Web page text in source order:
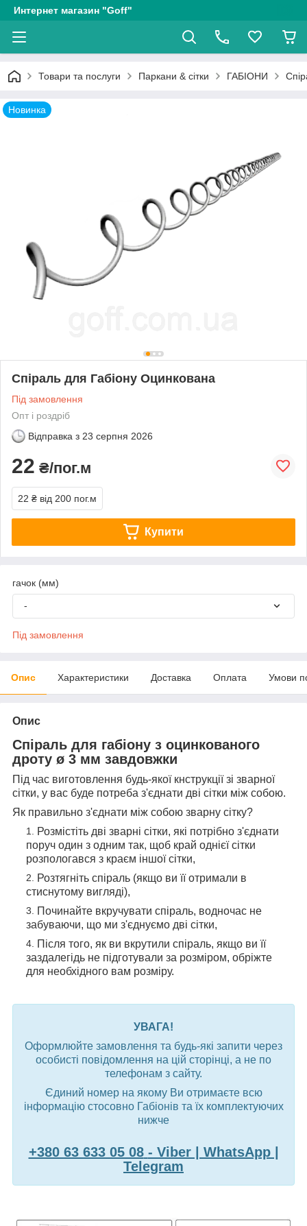
Интернет магазин "Goff"
Товари та послуги Паркани & сітки ГАБІОНИ
Новинка
Спіраль для Габіону Оцинкована
Під замовлення
Опт і роздріб
Відправка з 23 серпня 2026
22 ₴/пог.м
22 ₴ від 200 пог.м
Купити
гачок (мм)
-
Під замовлення
Опис Характеристики Доставка Оплата Умови
Опис
Спіраль для габіону з оцинкованого
дроту ø 3 мм завдовжки
Під час виготовлення будь-якої кнструкції зі зварної
сітки, у вас буде потреба з'єднати дві сітки між собою.
Як правильно з'єднати між собою зварну сітку?
Розмістіть дві зварні сітки, які потрібно з'єднати
поруч один з одним так, щоб край однієї сітки
розпологався з краєм іншої сітки,
Розтягніть спіраль (якщо ви її отримали в
стиснутому вигляді),
Починайте вкручувати спіраль, водночас не
забуваючи, що ми з'єднуємо дві сітки,
Після того, як ви вкрутили спіраль, якщо ви її
заздалегідь не підготували за розміром, обріжте
для необхідного вам розміру.
УВАГА!
Оформлюйте замовлення та будь-які запити через
особисті повідомлення на цій сторінці, а не по
телефонам з сайту.
Єдиний номер на якому Ви отримаєте всю
інформацію стосовно Габіонів та їх комплектуючих
нижче
+380 63 633 05 08 - Viber | WhatsApp |
Telegram